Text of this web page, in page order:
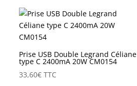
Prise USB Double Legrand Céliane
type C 2400mA 20W CM0154
33,60€ TTC